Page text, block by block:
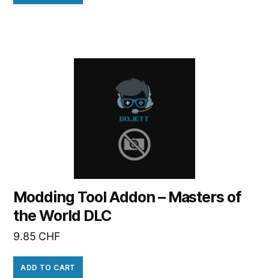
Modding Tool Addon – Masters of
the World DLC
9.85 CHF
ADD TO CART